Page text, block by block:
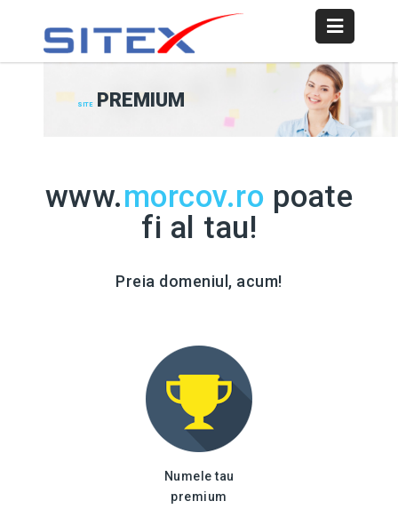
SITEPREMIUM
www.morcov.ro poate
fi al tau!
Preia domeniul, acum!
Numele tau
premium